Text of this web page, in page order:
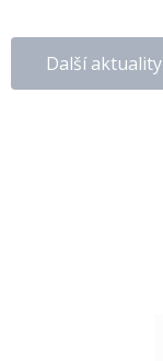
Další aktuality